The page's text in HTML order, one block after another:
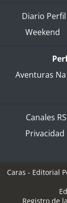
Diario Perfil
Weekend
Aventuras
Canales
Privacidad
Caras - Editorial
Registro de